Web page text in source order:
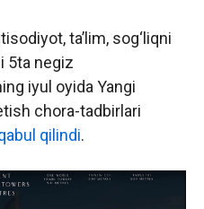
ta’lim, sog‘liqni
5ta negiz
iyul oyida Yangi
chora-tadbirlari
qilindi.